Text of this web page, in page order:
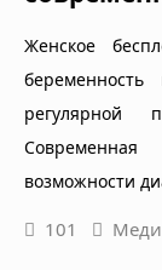
Женское
регулярной
возможности
101